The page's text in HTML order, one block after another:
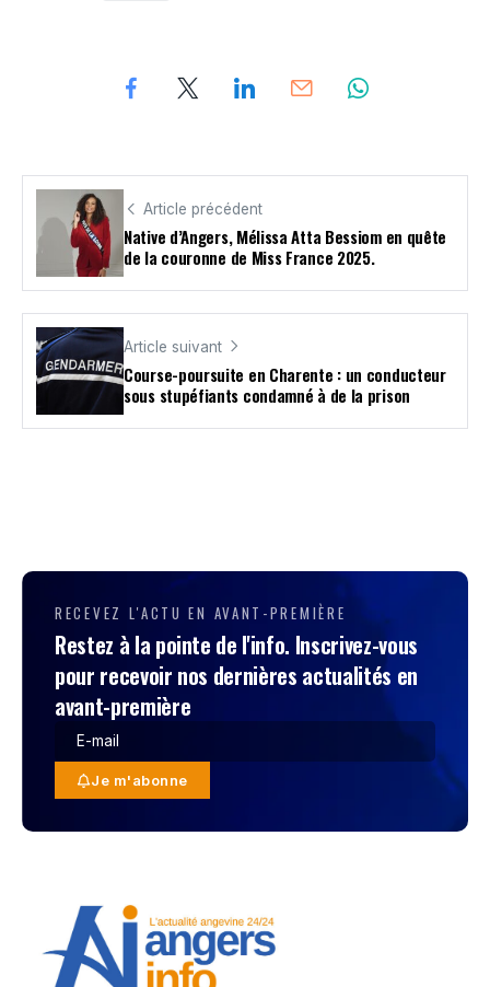
Article précédent
Native d’Angers, Mélissa Atta Bessiom en quête
de la couronne de Miss France 2025.
Article suivant
Course-poursuite en Charente : un conducteur
sous stupéfiants condamné à de la prison
RECEVEZ L'ACTU EN AVANT-PREMIÈRE
Restez à la pointe de l'info. Inscrivez-vous
pour recevoir nos dernières actualités en
avant-première
Je m'abonne